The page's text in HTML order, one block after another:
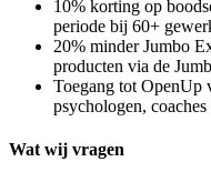
10% korting op
periode bij 60+
20% minder Jumbo
producten via de
Toegang tot OpenUp
psychologen,
Wat wij vragen